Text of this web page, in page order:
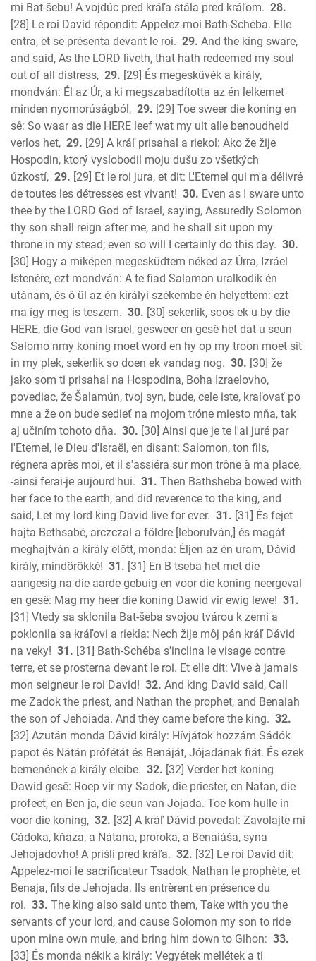
mi Bat-šebu! A vojdúc pred kráľa stála pred kráľom. 28.
[28] Le roi David répondit: Appelez-moi Bath-Schéba. Elle
entra, et se présenta devant le roi. 29. And the king sware,
and said, As the LORD liveth, that hath redeemed my soul
out of all distress, 29. [29] És megesküvék a király,
mondván: Él az Úr, a ki megszabadította az én lelkemet
minden nyomorúságból, 29. [29] Toe sweer die koning en
sê: So waar as die HERE leef wat my uit alle benoudheid
verlos het, 29. [29] A kráľ prisahal a riekol: Ako že žije
Hospodin, ktorý vyslobodil moju dušu zo všetkých
úzkostí, 29. [29] Et le roi jura, et dit: L'Eternel qui m'a délivré
de toutes les détresses est vivant! 30. Even as I sware unto
thee by the LORD God of Israel, saying, Assuredly Solomon
thy son shall reign after me, and he shall sit upon my
throne in my stead; even so will I certainly do this day. 30.
[30] Hogy a miképen megesküdtem néked az Úrra, Izráel
Istenére, ezt mondván: A te fiad Salamon uralkodik én
utánam, és ő ül az én királyi székembe én helyettem: ezt
ma így meg is teszem. 30. [30] sekerlik, soos ek u by die
HERE, die God van Israel, gesweer en gesê het dat u seun
Salomo nmy koning moet word en hy op my troon moet sit
in my plek, sekerlik so doen ek vandag nog. 30. [30] že
jako som ti prisahal na Hospodina, Boha Izraelovho,
povediac, že Šalamún, tvoj syn, bude, cele iste, kraľovať po
mne a že on bude sedieť na mojom tróne miesto mňa, tak
aj učiním tohoto dňa. 30. [30] Ainsi que je te l'ai juré par
l'Eternel, le Dieu d'Israël, en disant: Salomon, ton fils,
régnera après moi, et il s'assiéra sur mon trône à ma place,
-ainsi ferai-je aujourd'hui. 31. Then Bathsheba bowed with
her face to the earth, and did reverence to the king, and
said, Let my lord king David live for ever. 31. [31] És fejet
hajta Bethsabé, arczczal a földre [leborulván,] és magát
meghajtván a király előtt, monda: Éljen az én uram, Dávid
király, mindörökké! 31. [31] En B tseba het met die
aangesig na die aarde gebuig en voor die koning neergeval
en gesê: Mag my heer die koning Dawid vir ewig lewe! 31.
[31] Vtedy sa sklonila Bat-šeba svojou tvárou k zemi a
poklonila sa kráľovi a riekla: Nech žije môj pán kráľ Dávid
na veky! 31. [31] Bath-Schéba s'inclina le visage contre
terre, et se prosterna devant le roi. Et elle dit: Vive à jamais
mon seigneur le roi David! 32. And king David said, Call
me Zadok the priest, and Nathan the prophet, and Benaiah
the son of Jehoiada. And they came before the king. 32.
[32] Azután monda Dávid király: Hívjátok hozzám Sádók
papot és Nátán prófétát és Benáját, Jójadának fiát. És ezek
bemenének a király eleibe. 32. [32] Verder het koning
Dawid gesê: Roep vir my Sadok, die priester, en Natan, die
profeet, en Ben ja, die seun van Jojada. Toe kom hulle in
voor die koning, 32. [32] A kráľ Dávid povedal: Zavolajte mi
Cádoka, kňaza, a Nátana, proroka, a Benaiáša, syna
Jehojadovho! A prišli pred kráľa. 32. [32] Le roi David dit:
Appelez-moi le sacrificateur Tsadok, Nathan le prophète, et
Benaja, fils de Jehojada. Ils entrèrent en présence du
roi. 33. The king also said unto them, Take with you the
servants of your lord, and cause Solomon my son to ride
upon mine own mule, and bring him down to Gihon: 33.
[33] És monda nékik a király: Vegyétek mellétek a ti